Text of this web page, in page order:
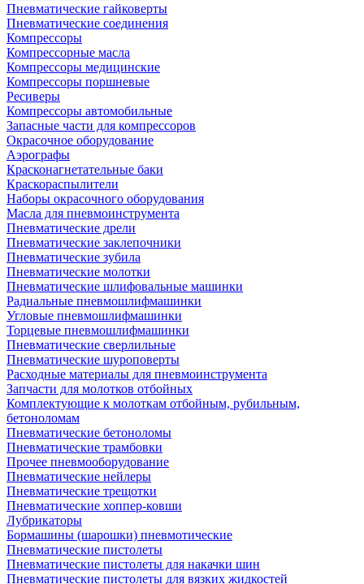
Пневматические гайковерты
Пневматические соединения
Компрессоры
Компрессорные масла
Компрессоры медицинские
Компрессоры поршневые
Ресиверы
Компрессоры автомобильные
Запасные части для компрессоров
Окрасочное оборудование
Аэрографы
Красконагнетательные баки
Краскораспылители
Наборы окрасочного оборудования
Масла для пневмоинструмента
Пневматические дрели
Пневматические заклепочники
Пневматические зубила
Пневматические молотки
Пневматические шлифовальные машинки
Радиальные пневмошлифмашинки
Угловые пневмошлифмашинки
Торцевые пневмошлифмашинки
Пневматические сверлильные
Пневматические шуроповерты
Расходные материалы для пневмоинструмента
Запчасти для молотков отбойных
Комплектующие к молоткам отбойным, рубильным,
бетоноломам
Пневматические бетоноломы
Пневматические трамбовки
Прочее пневмооборудование
Пневматические нейлеры
Пневматические трещотки
Пневматические хоппер-ковши
Лубрикаторы
Бормашины (шарошки) пневмотические
Пневматические пистолеты
Пневматические пистолеты для накачки шин
Пневматические пистолеты для вязких жидкостей